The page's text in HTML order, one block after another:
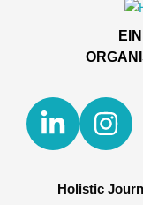
Holistic